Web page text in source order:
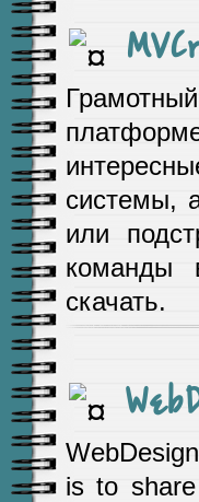
системы,
или
команды
скачать.
is to